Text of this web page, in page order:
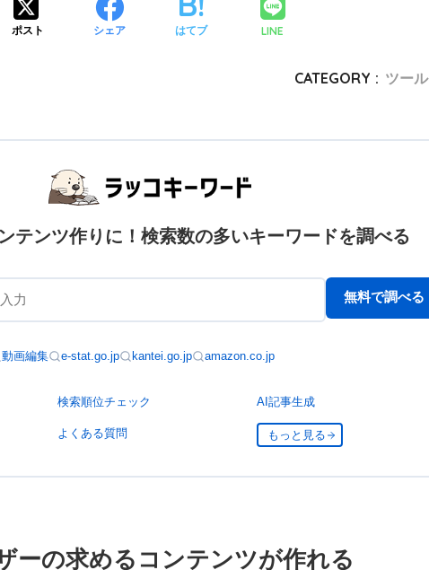
ポスト シェア はてブ LINE
CATEGORY : ツール
テンツ作りに！検索数の多いキーワードを調べる
無料で調べる
動画編集 e-stat.go.jp kantei.go.jp amazon.co.jp
検索順位チェック AI記事生成
よくある質問 もっと見る
ーの求めるコンテンツが作れる